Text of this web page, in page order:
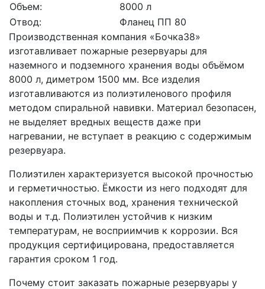
Объем:
8000 л
Отвод:
Фланец ПП 80
Производственная компания «Бочка38»
изготавливает пожарные резервуары для
наземного и подземного хранения воды объёмом
8000 л, диметром 1500 мм. Все изделия
изготавливаются из полиэтиленового профиля
методом спиральной навивки. Материал безопасен,
не выделяет вредных веществ даже при
нагревании, не вступает в реакцию с содержимым
резервуара.
Полиэтилен характеризуется высокой прочностью
и герметичностью. Ёмкости из него подходят для
накопления сточных вод, хранения технической
воды и т.д. Полиэтилен устойчив к низким
температурам, не восприимчив к коррозии. Вся
продукция сертифицирована, предоставляется
гарантия сроком 1 год.
Почему стоит заказать пожарные резервуары у